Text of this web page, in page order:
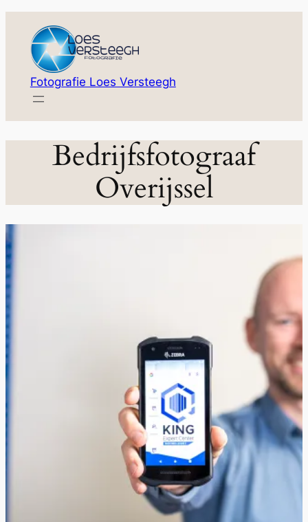
Ga
inhoud
Fotografie Loes Versteegh
Bedrijfsfotograaf
Overijssel